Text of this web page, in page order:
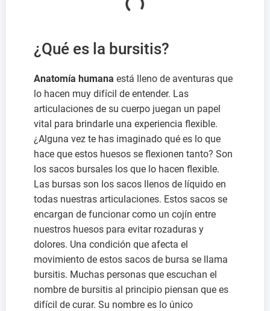
¿Qué es la bursitis?
Anatomía humana está lleno de aventuras que
lo hacen muy difícil de entender. Las
articulaciones de su cuerpo juegan un papel
vital para brindarle una experiencia flexible.
¿Alguna vez te has imaginado qué es lo que
hace que estos huesos se flexionen tanto? Son
los sacos bursales los que lo hacen flexible.
Las bursas son los sacos llenos de líquido en
todas nuestras articulaciones. Estos sacos se
encargan de funcionar como un cojín entre
nuestros huesos para evitar rozaduras y
dolores. Una condición que afecta el
movimiento de estos sacos de bursa se llama
bursitis. Muchas personas que escuchan el
nombre de bursitis al principio piensan que es
difícil de curar. Su nombre es lo único